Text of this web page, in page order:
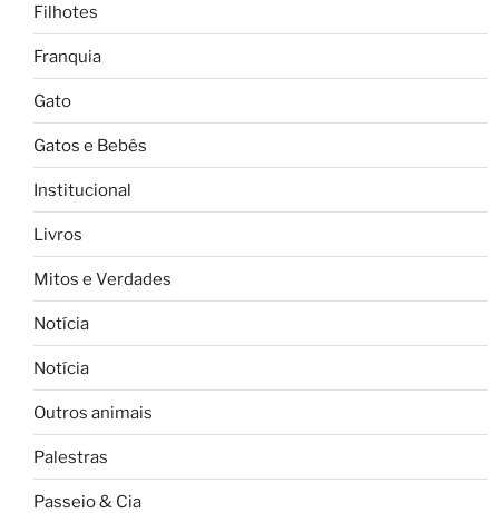
Filhotes
Franquia
Gato
Gatos e Bebês
Institucional
Livros
Mitos e Verdades
Notícia
Notícia
Outros animais
Palestras
Passeio & Cia